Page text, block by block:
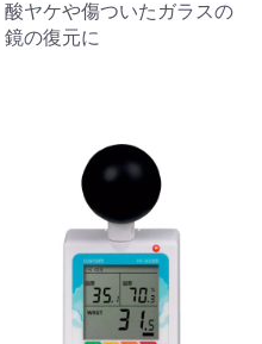
酸ヤケや傷ついたガラスの
鏡の復元に